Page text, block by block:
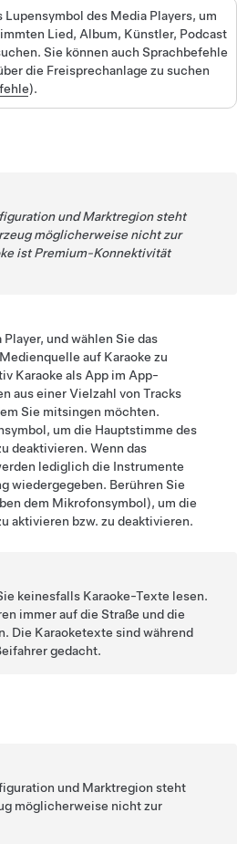
Lupensymbol des Media Players, um
Lied, Album, Künstler, Podcast
Sie können auch Sprachbefehle
die Freisprechanlage zu suchen
).
und Marktregion steht
möglicherweise nicht zur
ist Premium-Konnektivität
und wählen Sie das
auf Karaoke zu
Karaoke als App im App-
aus einer Vielzahl von Tracks
Sie mitsingen möchten.
um die Hauptstimme des
deaktivieren. Wenn das
lediglich die Instrumente
wiedergegeben. Berühren Sie
dem Mikrofonsymbol), um die
aktivieren bzw. zu deaktivieren.
keinesfalls Karaoke-Texte lesen.
immer auf die Straße und die
Die Karaoketexte sind während
gedacht.
und Marktregion steht
möglicherweise nicht zur